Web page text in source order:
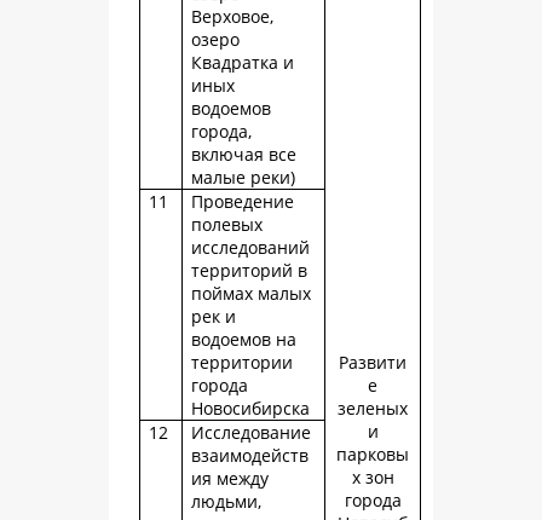
Развити
е
зеленых
и
парковы
х зон
города
Верховое,
озеро
Квадратка и
иных
водоемов
города,
включая все
малые реки)
11
Проведение
полевых
исследований
территорий в
поймах малых
рек и
водоемов на
территории
города
Новосибирска
12
Исследование
взаимодейств
ия между
людьми,